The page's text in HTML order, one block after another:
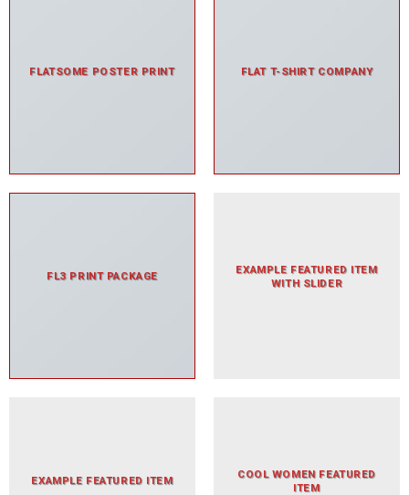
FLATSOME POSTER PRINT FLAT T-SHIRT COMPANY
FL3 PRINT PACKAGE
EXAMPLE FEATURED ITEM
WITH SLIDER
EXAMPLE FEATURED ITEM
COOL WOMEN FEATURED
ITEM